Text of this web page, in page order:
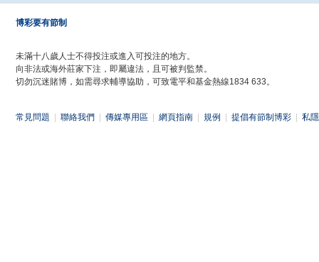
博彩要有節制
未滿十八歲人士不得投注或進入可投注的地方。
向非法或海外莊家下注，即屬違法，且可被判監禁。
切勿沉迷賭博，如需尋求輔導協助，可致電平和基金熱線1834 633。
常見問題 聯絡我們 傳媒專用區 網頁指南 規例 提倡有節制博彩 私